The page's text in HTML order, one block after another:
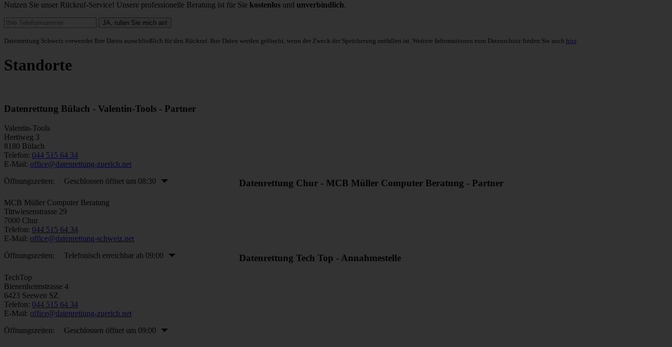
Nutzen Sie unser Rückruf-Service! Unsere professionelle Beratung ist für Sie kostenlos und unverbindlich.
Datenrettung Schweiz verwendet Ihre Daten ausschließlich für den Rückruf. Ihre Daten werden gelöscht, wenn der Zweck der Speicherung entfallen ist. Weitere Informationen zum Datenschutz finden Sie auch hier.
Standorte
Datenrettung Bülach - Valentin-Tools - Partner
Valentin-Tools
Hertiweg 3
8180 Bülach
Telefon: 044 515 64 34
E-Mail: office@datenrettung-zuerich.net
Öffnungszeiten:
Geschlossen öffnet um 08:30 Datenrettung Chur - MCB Müller Computer Beratung - Partner
MCB Müller Computer Beratung
Tittwiesenstrasse 29
7000 Chur
Telefon: 044 515 64 34
E-Mail: office@datenrettung-schweiz.net
Öffnungszeiten:
Telefonisch erreichbar ab 09:00 Datenrettung Tech Top - Annahmestelle
TechTop
Bienenheimstrasse 4
6423 Seewen SZ
Telefon: 044 515 64 34
E-Mail: office@datenrettung-zuerich.net
Öffnungszeiten:
Geschlossen öffnet um 09:00